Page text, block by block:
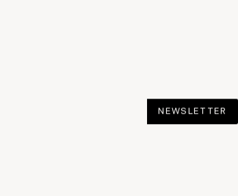
NEWSLETTER